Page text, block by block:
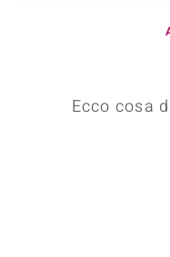
Ecco cosa